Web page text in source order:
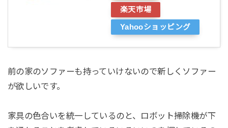
楽天市場
Yahooショッピング
前の家のソファーも持っていけないので新しくソファー
が欲しいです。
家具の色合いを統一しているのと、ロボット掃除機が下